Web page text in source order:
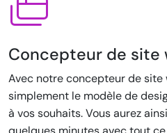
Concepteur de site
Avec notre concepteur de site
simplement le modèle de
à vos souhaits. Vous aurez